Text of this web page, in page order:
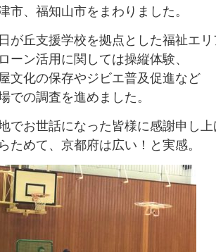
市、福知山市をまわりました。
が丘支援学校を拠点とした福祉エ
ーン活用に関しては操縦体験、
文化の保存やジビエ普及促進など
での調査を進めました。
でお世話になった皆様に感謝申し
ためて、京都府は広い！と実感。